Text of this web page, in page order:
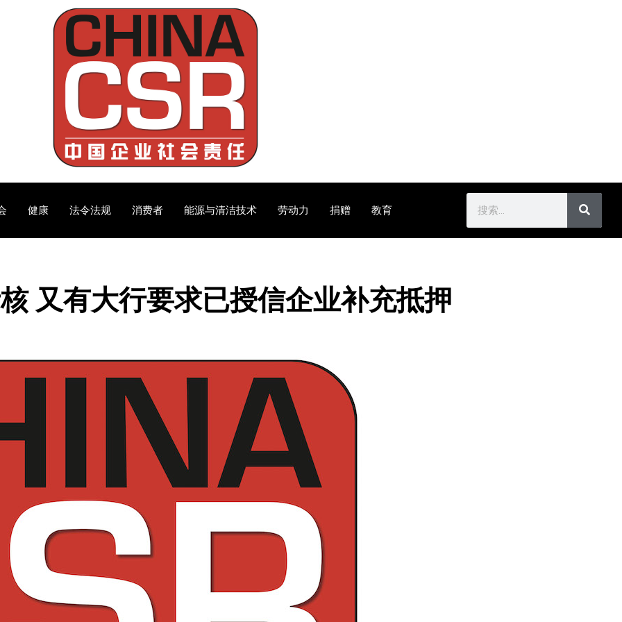
健康 法令法规 消费者 能源与清洁技术 劳动力 捐赠 教育
又有大行要求已授信企业补充抵押